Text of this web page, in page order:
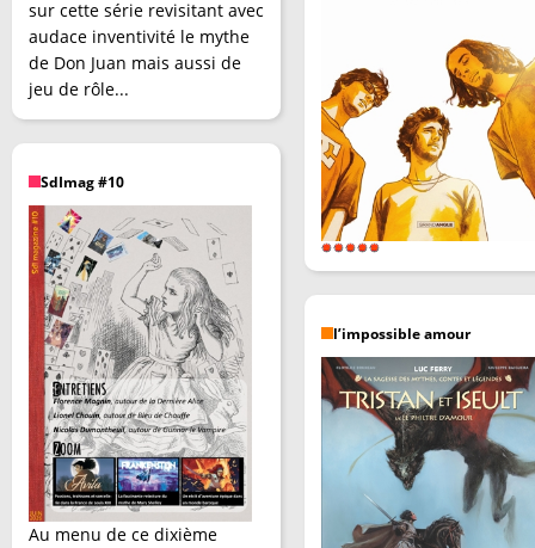
sur cette série revisitant avec
audace inventivité le mythe
de Don Juan mais aussi de
jeu de rôle...
SdImag #10
Au menu de ce dixième
l’impossible amour